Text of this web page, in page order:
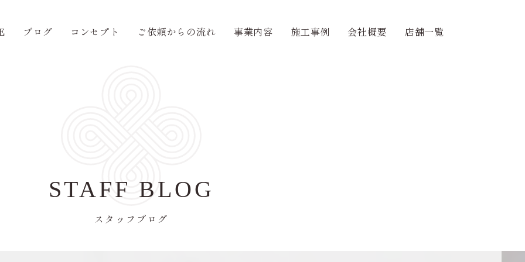
ブログ コンセプト ご依頼からの流れ 事業内容 施工事例 会社概要 店舗一覧
STAFF BLOG
スタッフブログ